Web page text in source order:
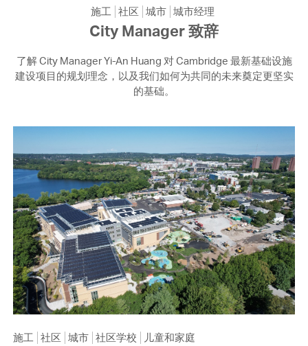
施工 社区 城市 城市经理
City Manager 致辞
了解 City Manager Yi-An Huang 对 Cambridge 最新基础设施
建设项目的规划理念，以及我们如何为共同的未来奠定更坚实
的基础。
施工 社区 城市 社区学校 儿童和家庭